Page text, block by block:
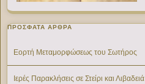
ΠΡΌΣΦΑΤΑ ΆΡΘΡΑ
Εορτή Μεταμορφώσεως του Σωτήρος
Ιερές Παρακλήσεις σε Στείρι και Λιβαδειά